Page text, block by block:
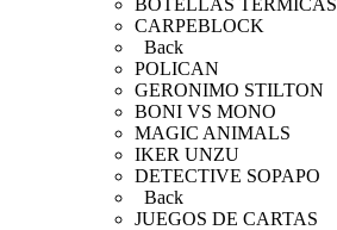
BOTELLAS TERMICAS
CARPEBLOCK
Back
POLICAN
GERONIMO STILTON
BONI VS MONO
MAGIC ANIMALS
IKER UNZU
DETECTIVE SOPAPO
Back
JUEGOS DE CARTAS